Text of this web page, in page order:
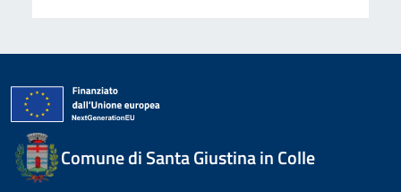
Comune di Santa Giustina in Colle